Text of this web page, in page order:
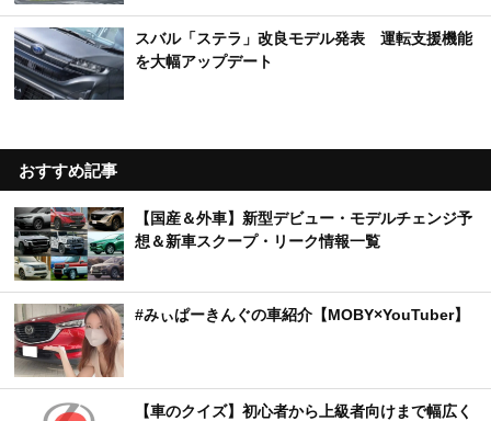
スバル「ステラ」改良モデル発表 運転支援機能
を大幅アップデート
おすすめ記事
【国産＆外車】新型デビュー・モデルチェンジ予
想＆新車スクープ・リーク情報一覧
#みぃぱーきんぐの車紹介【MOBY×YouTuber】
【車のクイズ】初心者から上級者向けまで幅広く